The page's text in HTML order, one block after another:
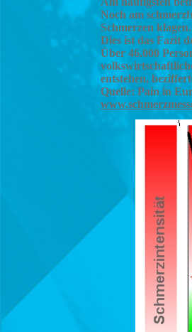
Noch am
Schmerzen klagen.
Dies ist das Fazit
Über 46.000
entstehen,
Quelle: Pain in